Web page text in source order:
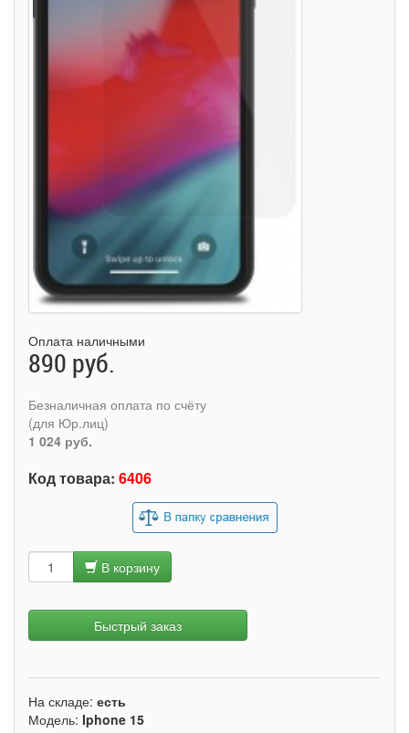
Оплата наличными
890 руб.
Безналичная оплата по счёту
(для Юр.лиц)
1 024 руб.
Код товара: 6406
В корзину
Быстрый заказ
На складе: есть
Модель: Iphone 15